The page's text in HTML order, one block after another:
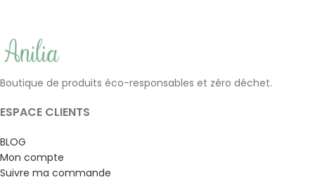
Boutique de produits éco-responsables et zéro déchet.
ESPACE CLIENTS
BLOG
Mon compte
Suivre ma commande